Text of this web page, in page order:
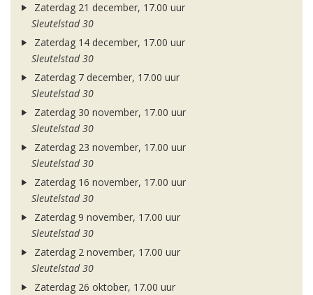
Zaterdag 21 december, 17.00 uur
Sleutelstad 30
Zaterdag 14 december, 17.00 uur
Sleutelstad 30
Zaterdag 7 december, 17.00 uur
Sleutelstad 30
Zaterdag 30 november, 17.00 uur
Sleutelstad 30
Zaterdag 23 november, 17.00 uur
Sleutelstad 30
Zaterdag 16 november, 17.00 uur
Sleutelstad 30
Zaterdag 9 november, 17.00 uur
Sleutelstad 30
Zaterdag 2 november, 17.00 uur
Sleutelstad 30
Zaterdag 26 oktober, 17.00 uur